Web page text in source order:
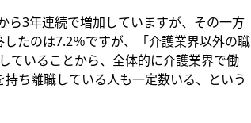
ら3年連続で増加していますが、その一方
たのは7.2％ですが、「介護業界以外の職
ていることから、全体的に介護業界で働
ち離職している人も一定数いる、という